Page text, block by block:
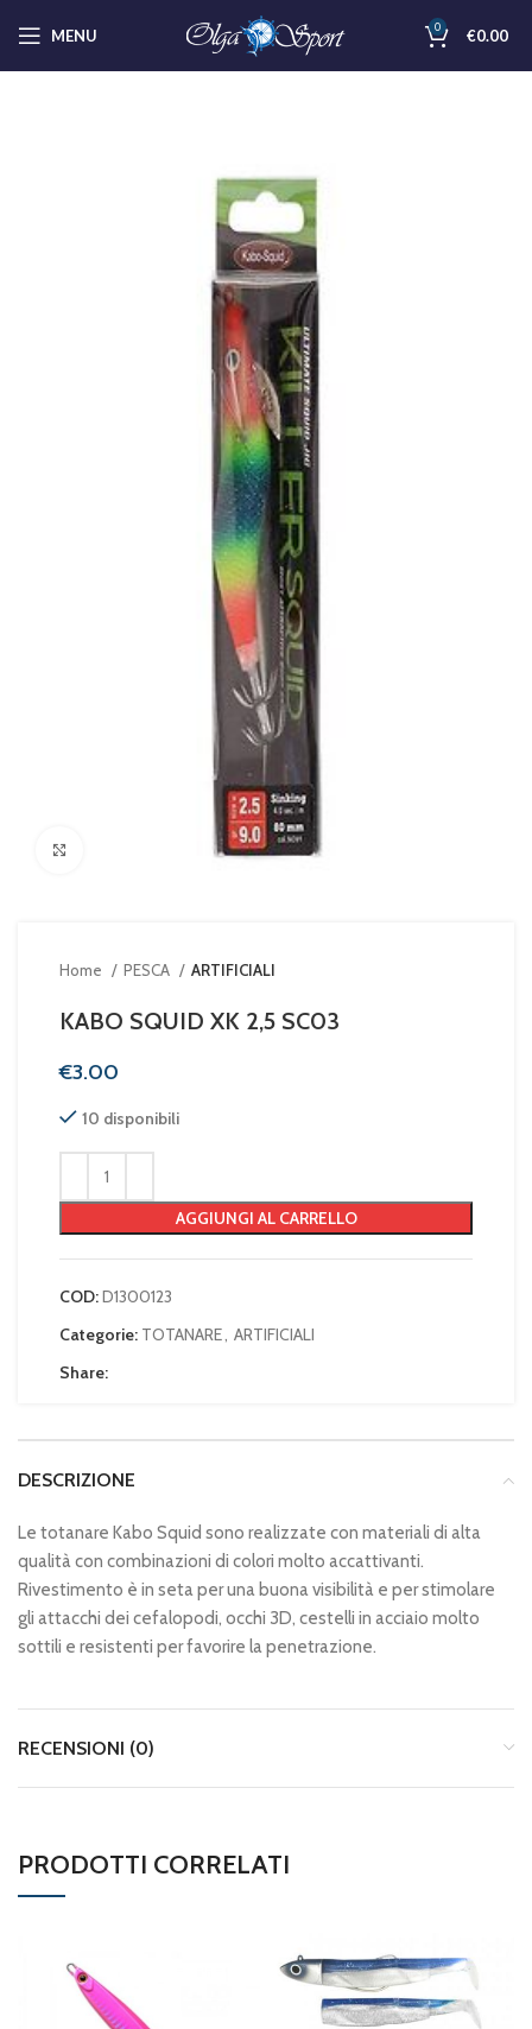
MENU 0 €0.00
Clicca per ingrandire
Home PESCA ARTIFICIALI
KABO SQUID XK 2,5 SC03
€
10 disponibili
AGGIUNGI AL CARRELLO
COD:D1300123
Categorie: TOTANARE, ARTIFICIALI
Share:
DESCRIZIONE
Le totanare Kabo Squid sono realizzate con materiali di alta
qualità con combinazioni di colori molto accattivanti.
Rivestimento è in seta per una buona visibilità e per stimolare
gli attacchi dei cefalopodi, occhi 3D, cestelli in acciaio molto
sottili e resistenti per favorire la penetrazione.
RECENSIONI (0)
PRODOTTI CORRELATI